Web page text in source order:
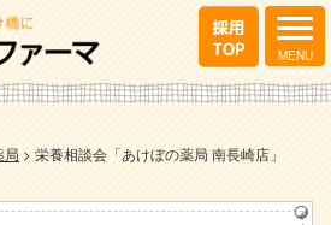
局 > 栄養相談会「あけぼの薬局 南長崎店」